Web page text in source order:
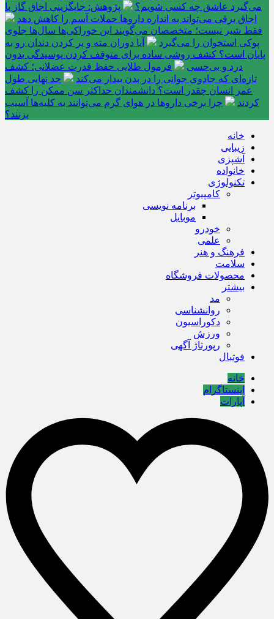
می‌گیرد عاشق چه کسی شویم؟
پژوهش: جایگزینی اجاق گاز با
اجاق برقی می‌تواند به اندازه داروها حملات آسم را کاهش دهد
فقط شیر نیست؛ متخصصان می‌گویند این خوراکی‌ها سال‌ها جلوی
پوکی استخوان را می‌گیرد
آیا دوران مته و پر کردن دندان رو به
پایان است؟ کشف روشی ساده برای متوقف کردن پوسیدگی بدون
درد و بی‌حسی
فرمول طلایی حفظ قدرت عضلانی؛ کشف
تازه‌ای که جادوی جوانی را در بدن بیدار می‌کند
حد نهایی طول
عمر انسان چقدر است؟ دانشمندان حداکثر سن ممکن را کشف
کردند
چرا برخی داروها در هوای گرم می‌توانند به کلیه‌ها آسیب
بزنند؟
خانه
زیبایی
آشپزی
خانواده
تکنولوژی
کامپیوتر
برنامه نویسی
موبایل
خودرو
علمی
فرهنگ و هنر
سلامت
محصولات فروشگاه
بیشتر
مد
روانشناسی
دکوراسیون
ورزش
رپورتاژ آگهی
فوتبال
خانه
اینستاگرام
آپارات